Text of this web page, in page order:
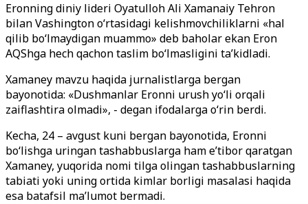
Eronning diniy lideri Oyatulloh Ali Xamanaiy Tehron
bilan Vashington o‘rtasidagi kelishmovchiliklarni «hal
qilib bo‘lmaydigan muammo» deb baholar ekan Eron
AQShga hech qachon taslim bo‘lmasligini ta’kidladi.
Xamaney mavzu haqida jurnalistlarga bergan
bayonotida: «Dushmanlar Eronni urush yo‘li orqali
zaiflashtira olmadi», - degan ifodalarga o‘rin berdi.
Kecha, 24 – avgust kuni bergan bayonotida, Eronni
bo‘lishga uringan tashabbuslarga ham e’tibor qaratgan
Xamaney, yuqorida nomi tilga olingan tashabbuslarning
tabiati yoki uning ortida kimlar borligi masalasi haqida
esa batafsil ma’lumot bermadi.